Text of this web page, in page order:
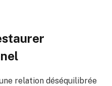
relation déséquilibrée